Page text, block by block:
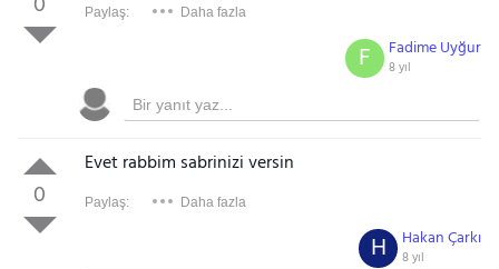
Paylaş: Daha fazla
Fadime Uyğur
8 yıl
F
0
Evet rabbim sabrinizi versin
Paylaş: Daha fazla
Hakan Çarkı
8 yıl
H